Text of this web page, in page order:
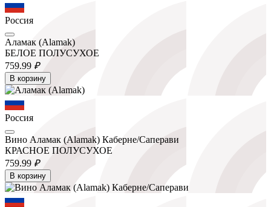
Россия
Аламак (Alamak)
БЕЛОЕ ПОЛУСУХОЕ
759.99 ₽
В корзину
Россия
Вино Аламак (Alamak) Каберне/Саперави
КРАСНОЕ ПОЛУСУХОЕ
759.99 ₽
В корзину